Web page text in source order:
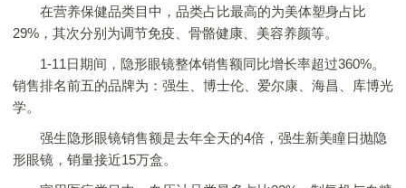
在营养保健品类目中，品类占比最高的为美体塑身占比
29%，其次分别为调节免疫、骨骼健康、美容养颜等。
1-11日期间，隐形眼镜整体销售额同比增长率超过360%。
销售排名前五的品牌为：强生、博士伦、爱尔康、海昌、库博光
学。
强生隐形眼镜销售额是去年全天的4倍，强生新美瞳日抛隐
形眼镜，销量接近15万盒。